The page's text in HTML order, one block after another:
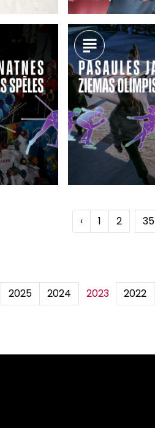
‹ 1 2 35
2025 2024 2023 2022